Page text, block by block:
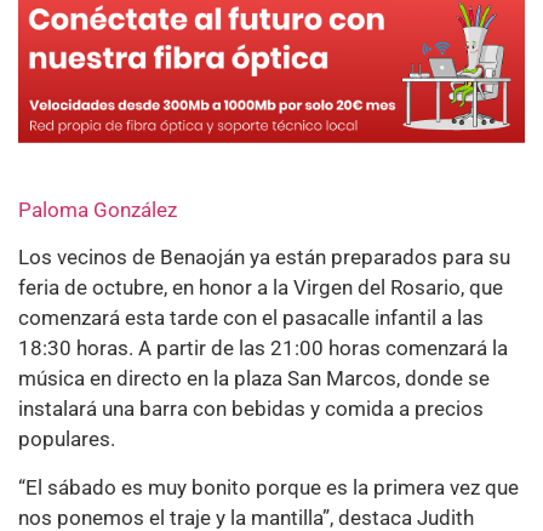
Paloma González
Los vecinos de Benaoján ya están preparados para su
feria de octubre, en honor a la Virgen del Rosario, que
comenzará esta tarde con el pasacalle infantil a las
18:30 horas. A partir de las 21:00 horas comenzará la
música en directo en la plaza San Marcos, donde se
instalará una barra con bebidas y comida a precios
populares.
“El sábado es muy bonito porque es la primera vez que
nos ponemos el traje y la mantilla”, destaca Judith